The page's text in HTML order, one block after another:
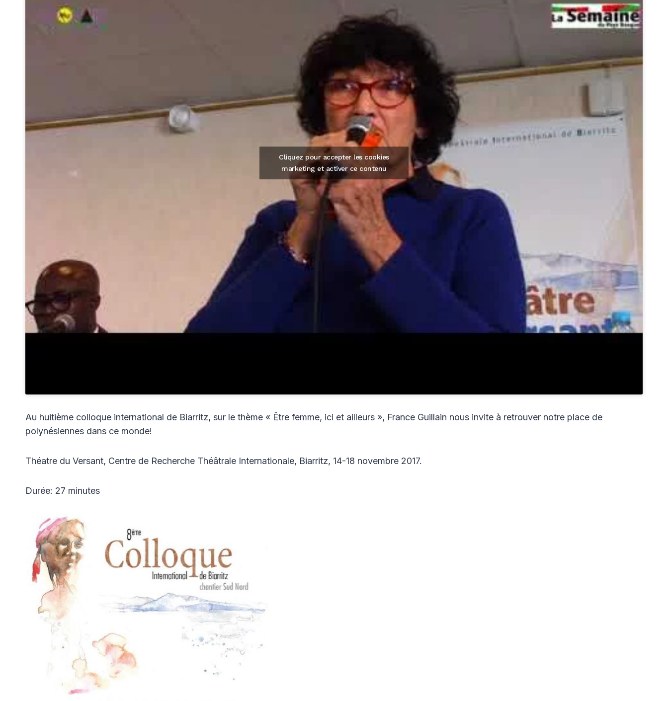
Cliquez pour accepter les cookies
marketing et activer ce contenu
Au huitième colloque international de Biarritz, sur le thème « Être femme, ici et ailleurs », France Guillain nous invite à retrouver notre place de
polynésiennes dans ce monde!
Théatre du Versant, Centre de Recherche Théâtrale Internationale, Biarritz, 14-18 novembre 2017.
Durée: 27 minutes